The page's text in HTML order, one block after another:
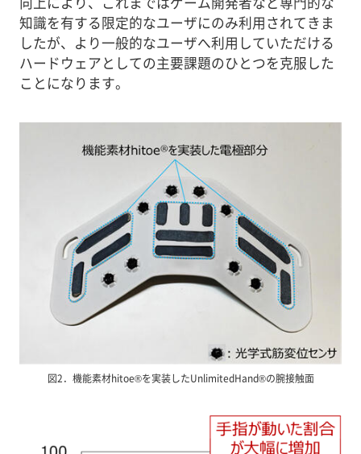
知識を有する限定的なユーザにのみ利用されてきま
したが、より一般的なユーザへ利用していただける
ハードウェアとしての主要課題のひとつを克服した
ことになります。
図2．機能素材hitoe®を実装したUnlimitedHand®の腕接触面